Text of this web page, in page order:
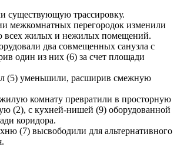
существующую трассировку.
межкомнатных перегородок изменили
всех жилых и нежилых помещений.
два совмещенных санузла с
один из них (6) за счет площади
(5) уменьшили, расширив смежную
комнату превратили в просторную
(2), с кухней-нишей (9) оборудованной
коридора.
(7) высвободили для альтернативного